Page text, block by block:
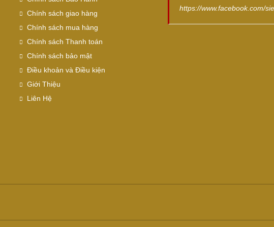
Chính sách giao hàng
Chính sách mua hàng
Chính sách Thanh toán
Chính sách bảo mật
Điều khoản và Điều kiện
Giới Thiệu
Liên Hệ
https://www.facebook.com/